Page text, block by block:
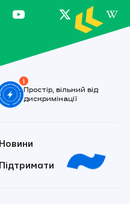
Новини
Підтримати
Простір, вільний від
дискримінації